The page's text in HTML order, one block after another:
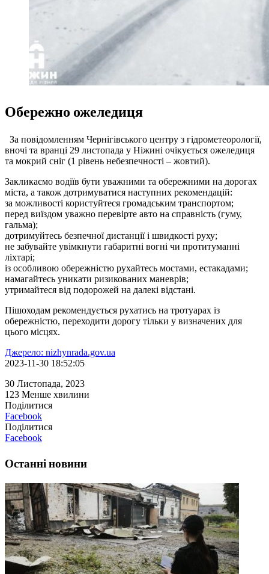
Обережно ожеледиця
За повідомленням Чернігівського центру з гідрометеорології,
вночі та вранці 29 листопада у Ніжині очікується ожеледиця
та мокрий сніг (1 рівень небезпечності – жовтий).
Закликаємо водіїв бути уважними та обережними на дорогах
міста, а також дотримуватися наступних рекомендацій:
за можливості користуйтеся громадським транспортом;
перед виїздом уважно перевірте авто на справність (гуму,
гальма);
дотримуйтесь безпечної дистанції і швидкості руху;
не забувайте увімкнути габаритні вогні чи протитуманні
ліхтарі;
із особливою обережністю рухайтесь мостами, естакадами;
намагайтесь уникати ризикованих маневрів;
утримайтеся від подорожей на далекі відстані.
Пішоходам рекомендується рухатись на тротуарах із
обережністю, переходити дорогу тільки у визначених для
цього місцях.
Джерело: nizhynrada.gov.ua
2023-11-30 18:52:05
30 Листопада, 2023
123 Менше хвилини
Поділитися
Facebook
Поділитися
Facebook
Останні новини